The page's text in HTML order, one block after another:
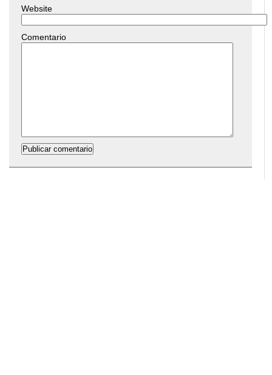
Website
Comentario